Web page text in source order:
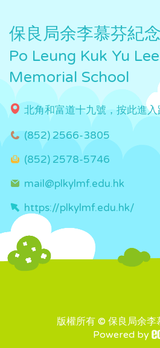
保良局余李慕芬紀
Po Leung Kuk Yu
Memorial School
北角和富道十九號，按此進
(852) 2566-3805
(852) 2578-5746
mail@plkylmf.edu.hk
https://plkylmf.edu.hk/
版權所有 © 保良局余李
Powered by